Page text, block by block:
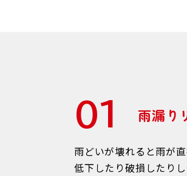
01 雨漏り
雨どいが壊れると雨が
低下したり破損したりし